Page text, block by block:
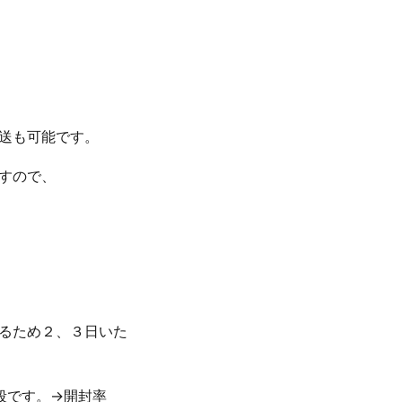
も可能です。
ので、
ため２、３日いた
です。→開封率